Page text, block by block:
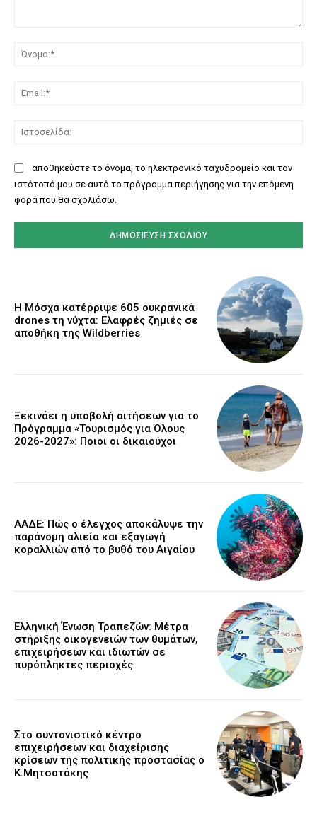
αποθηκεύστε το όνομα, το ηλεκτρονικό ταχυδρομείο και τον
ιστότοπό μου σε αυτό το πρόγραμμα περιήγησης για την επόμενη
φορά που θα σχολιάσω.
Η Μόσχα κατέρριψε 605 ουκρανικά
drones τη νύχτα: Ελαφρές ζημιές σε
αποθήκη της Wildberries
Ξεκινάει η υποβολή αιτήσεων για το
Πρόγραμμα «Τουρισμός για Όλους
2026-2027»: Ποιοι οι δικαιούχοι
ΑΑΔΕ: Πώς ο έλεγχος αποκάλυψε την
παράνομη αλιεία και εξαγωγή
κοραλλιών από το βυθό του Αιγαίου
Ελληνική Ένωση Τραπεζών: Μέτρα
στήριξης οικογενειών των θυμάτων,
επιχειρήσεων και ιδιωτών σε
πυρόπληκτες περιοχές
Στο συντονιστικό κέντρο
επιχειρήσεων και διαχείρισης
κρίσεων της πολιτικής προστασίας ο
Κ.Μητσοτάκης